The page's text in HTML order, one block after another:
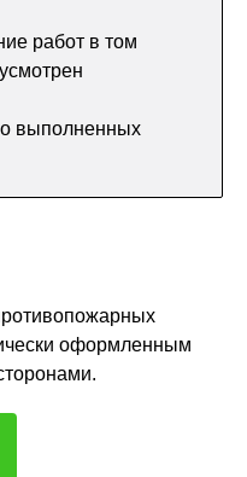
работ в том
выполненных
оформленным